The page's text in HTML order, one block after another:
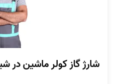
شارژ گاز کولر ماشین در